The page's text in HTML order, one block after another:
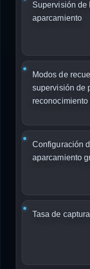
Supervisión de
aparcamiento
Modos de
supervisión de
Configuración
aparcamiento
Tasa de